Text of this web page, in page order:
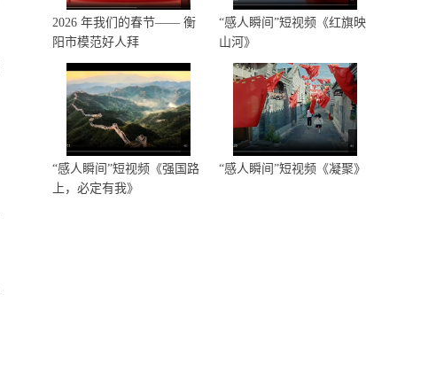
2026 年我们的春节—— 衡
阳市模范好人拜
“感人瞬间”短视频《红旗映
山河》
“感人瞬间”短视频《强国路
上，必定有我》
“感人瞬间”短视频《凝聚》